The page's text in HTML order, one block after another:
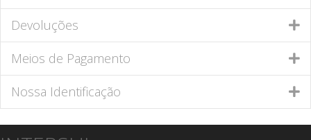
Devoluções
Meios de Pagamento
Nossa Identificação